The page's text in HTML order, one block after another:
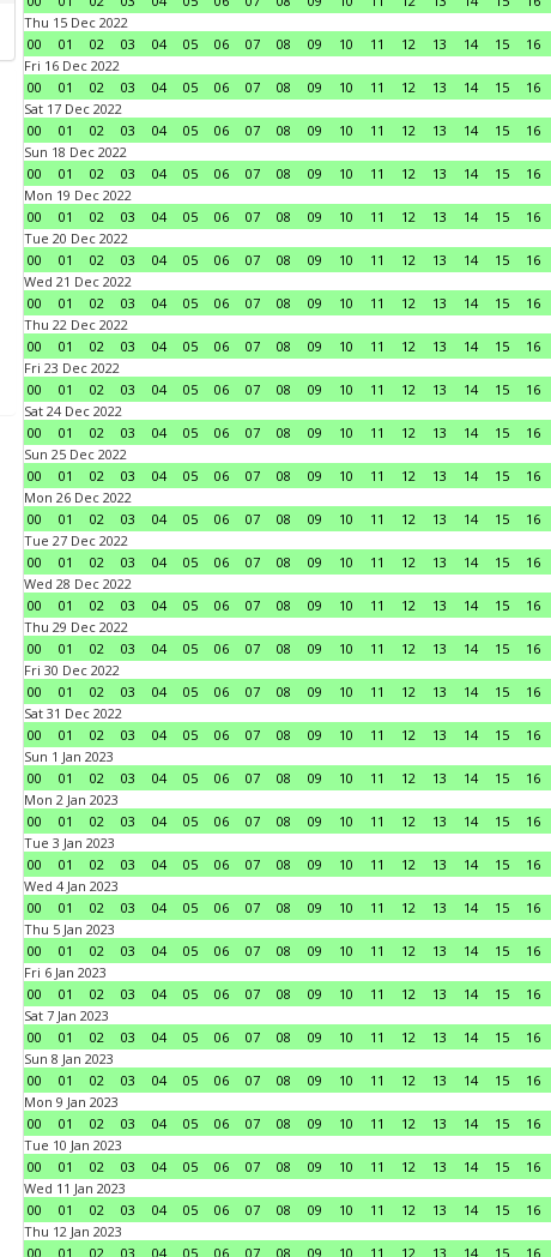
Thu 15 Dec 2022
00
01 02 03 04 05 06 07 08 09 10 11 12 13 14 15 16
Fri 16 Dec 2022
00
01 02 03 04 05 06 07 08 09 10 11 12 13 14 15 16
Sat 17 Dec 2022
00
01 02 03 04 05 06 07 08 09 10 11 12 13 14 15 16
Sun 18 Dec 2022
00
01 02 03 04 05 06 07 08 09 10 11 12 13 14 15 16
Mon 19 Dec 2022
00
01 02 03 04 05 06 07 08 09 10 11 12 13 14 15 16
Tue 20 Dec 2022
00
01 02 03 04 05 06 07 08 09 10 11 12 13 14 15 16
Wed 21 Dec 2022
00
01 02 03 04 05 06 07 08 09 10 11 12 13 14 15 16
Thu 22 Dec 2022
00
01 02 03 04 05 06 07 08 09 10 11 12 13 14 15 16
Fri 23 Dec 2022
00
01 02 03 04 05 06 07 08 09 10 11 12 13 14 15 16
Sat 24 Dec 2022
00
01 02 03 04 05 06 07 08 09 10 11 12 13 14 15 16
Sun 25 Dec 2022
00
01 02 03 04 05 06 07 08 09 10 11 12 13 14 15 16
Mon 26 Dec 2022
00
01 02 03 04 05 06 07 08 09 10 11 12 13 14 15 16
Tue 27 Dec 2022
00
01 02 03 04 05 06 07 08 09 10 11 12 13 14 15 16
Wed 28 Dec 2022
00
01 02 03 04 05 06 07 08 09 10 11 12 13 14 15 16
Thu 29 Dec 2022
00
01 02 03 04 05 06 07 08 09 10 11 12 13 14 15 16
Fri 30 Dec 2022
00
01 02 03 04 05 06 07 08 09 10 11 12 13 14 15 16
Sat 31 Dec 2022
00
01 02 03 04 05 06 07 08 09 10 11 12 13 14 15 16
Sun 1 Jan 2023
00
01 02 03 04 05 06 07 08 09 10 11 12 13 14 15 16
Mon 2 Jan 2023
00
01 02 03 04 05 06 07 08 09 10 11 12 13 14 15 16
Tue 3 Jan 2023
00
01 02 03 04 05 06 07 08 09 10 11 12 13 14 15 16
Wed 4 Jan 2023
00
01 02 03 04 05 06 07 08 09 10 11 12 13 14 15 16
Thu 5 Jan 2023
00
01 02 03 04 05 06 07 08 09 10 11 12 13 14 15 16
Fri 6 Jan 2023
00
01 02 03 04 05 06 07 08 09 10 11 12 13 14 15 16
Sat 7 Jan 2023
00
01 02 03 04 05 06 07 08 09 10 11 12 13 14 15 16
Sun 8 Jan 2023
00
01 02 03 04 05 06 07 08 09 10 11 12 13 14 15 16
Mon 9 Jan 2023
00
01 02 03 04 05 06 07 08 09 10 11 12 13 14 15 16
Tue 10 Jan 2023
00
01 02 03 04 05 06 07 08 09 10 11 12 13 14 15 16
Wed 11 Jan 2023
00
01 02 03 04 05 06 07 08 09 10 11 12 13 14 15 16
Thu 12 Jan 2023
00
01 02 03 04 05 06 07 08 09 10 11 12 13 14 15 16